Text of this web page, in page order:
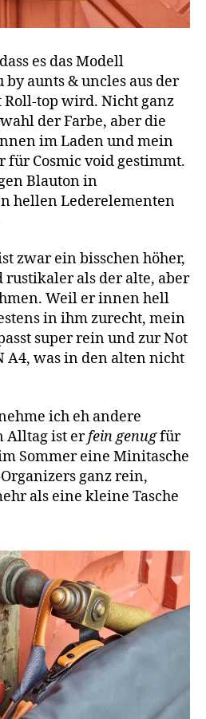
es das Modell
by aunts & uncles aus der
Roll-top wird. Nicht ganz
der Farbe, aber die
im Laden und mein
Cosmic void gestimmt.
Blauton in
hellen Lederelementen
zwar ein bisschen höher,
rustikaler als der alte, aber
Weil er innen hell
in ihm zurecht, mein
super rein und zur Not
A4, was in den alten nicht
ich eh andere
Alltag ist erfein genugfür
Sommer eine Minitasche
ganz rein,
als eine kleine Tasche